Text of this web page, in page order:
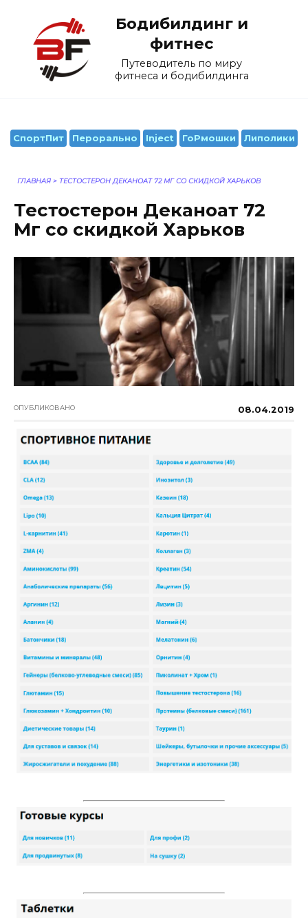
содержанию
Бодибилдинг и
фитнес
Путеводитель по миру
фитнеса и бодибилдинга
СпортПит Перорально Inject ГоРмошки Липолики
ГЛАВНАЯ > ТЕСТОСТЕРОН ДЕКАНОАТ 72 МГ СО СКИДКОЙ ХАРЬКОВ
Тестостерон Деканоат 72
Мг со скидкой Харьков
ОПУБЛИКОВАНО 08.04.2019